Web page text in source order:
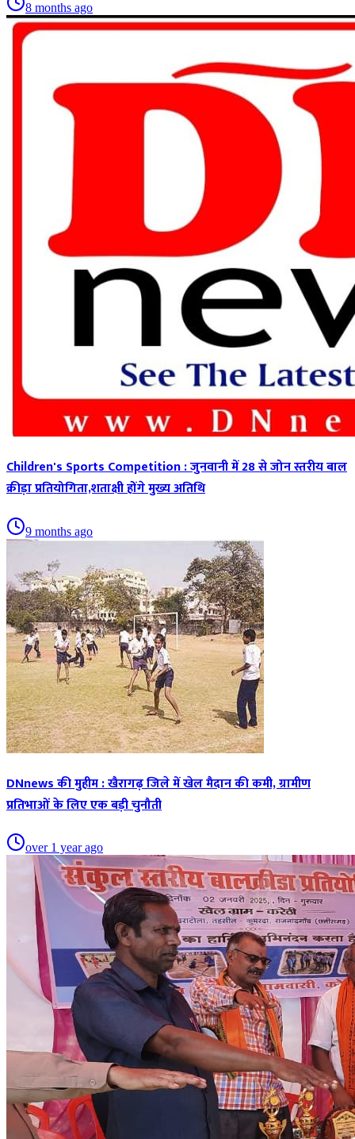
8 months ago
Children's Sports Competition : जुनवानी में 28 से जोन स्तरीय बाल
क्रीड़ा प्रतियोगिता,शताक्षी होंगे मुख्य अतिथि
9 months ago
DNnews की मुहीम : खैरागढ़ जिले में खेल मैदान की कमी, ग्रामीण
प्रतिभाओं के लिए एक बड़ी चुनौती
over 1 year ago